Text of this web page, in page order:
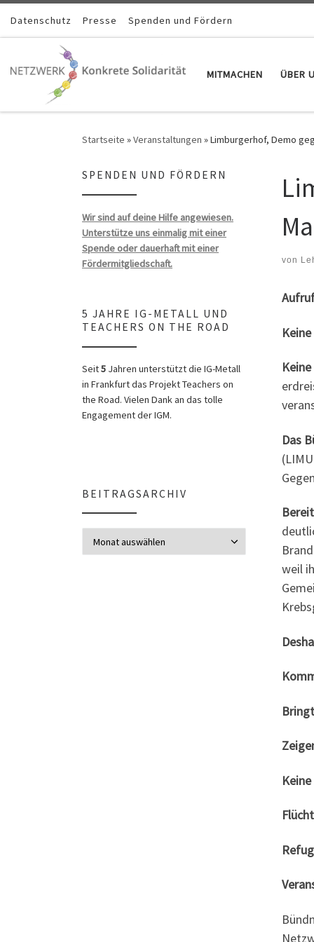
Zum Inhalt springen
Datenschutz Presse Spenden und Fördern
MITMACHEN ÜBER
Startseite »Veranstaltungen »Limburgerhof, Demo
von
Das
weil
SPENDEN UND FÖRDERN
Wir sind auf deine Hilfe angewiesen.
Unterstütze uns einmalig mit einer
Spende oder dauerhaft mit einer
Fördermitgliedschaft.
5 JAHRE IG-METALL UND
TEACHERS ON THE ROAD
Seit5 Jahren unterstützt die IG-Metall
in Frankfurt das Projekt Teachers on
the Road. Vielen Dank an das tolle
Engagement der IGM.
BEITRAGSARCHIV